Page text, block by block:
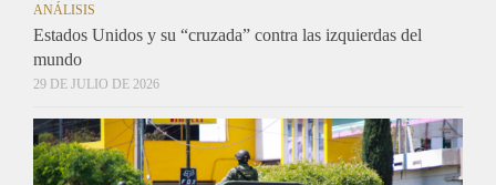
ANÁLISIS
Estados Unidos y su “cruzada” contra las izquierdas del
mundo
29 DE JULIO DE 2026